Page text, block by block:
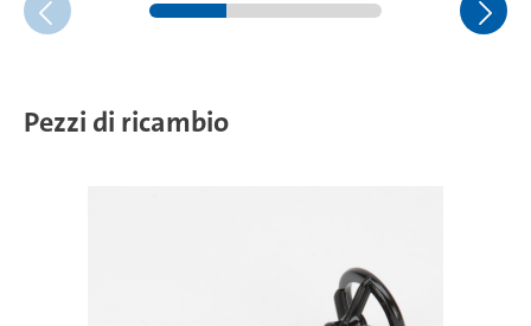
Pezzi di ricambio